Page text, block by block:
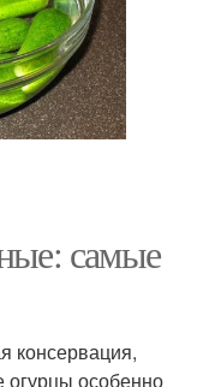
самые
консервация,
особенно